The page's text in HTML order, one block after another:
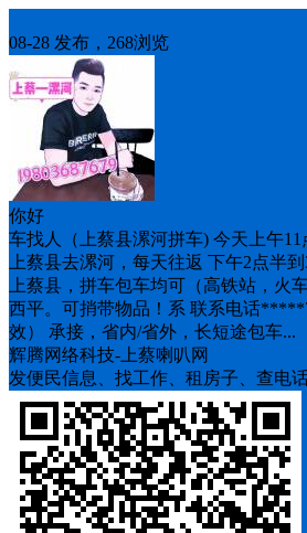
08-28 发布，268浏览
你好
车找人（上蔡县漯河拼车) 今天上午11
上蔡县去漯河，每天往返 下午2点半
上蔡县，拼车包车均可（高铁站，火
西平。可捎带物品！系 联系电话
效） 承接，省内/省外，长短途包车...
辉腾网络科技-上蔡喇叭网
发便民信息、找工作、租房子、查电